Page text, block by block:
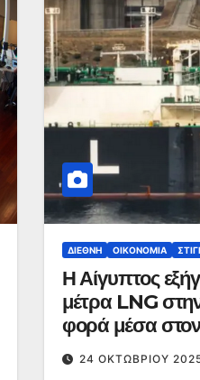
ΔΙΕΘΝΉ ΟΙΚΟΝΟΜΊΑ
Η Αίγυπτος
μέτρα LNG
φορά μέσα
24 ΟΚΤΩΒΡΊΟΥ